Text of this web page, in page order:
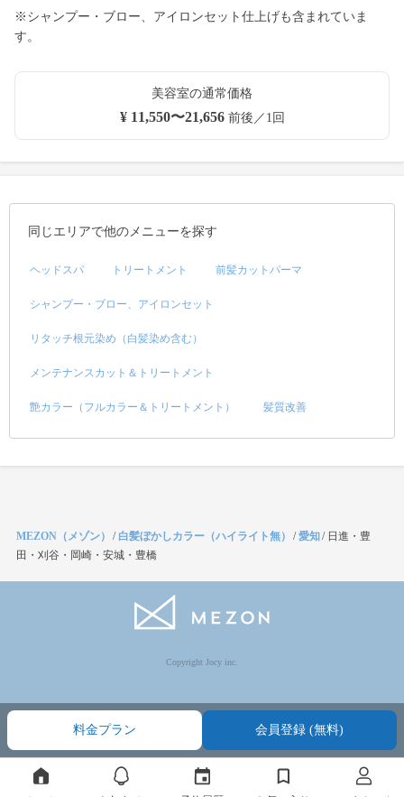
※シャンプー・ブロー、アイロンセット仕上げも含まれていま
す。
美容室の通常価格
¥ 11,550〜21,656前後／1回
同じエリアで他のメニューを探す
ヘッドスパ トリートメント 前髪カットパーマ
シャンプー・ブロー、アイロンセット
リタッチ根元染め（白髪染め含む）
メンテナンスカット＆トリートメント
艶カラー（フルカラー＆トリートメント） 髪質改善
料金プラン 会員登録 (無料)
MEZON（メゾン） / 白髪ぼかしカラー（ハイライト無） /愛知/ 日進・豊
田・刈谷・岡崎・安城・豊橋
Copyright Jocy inc.